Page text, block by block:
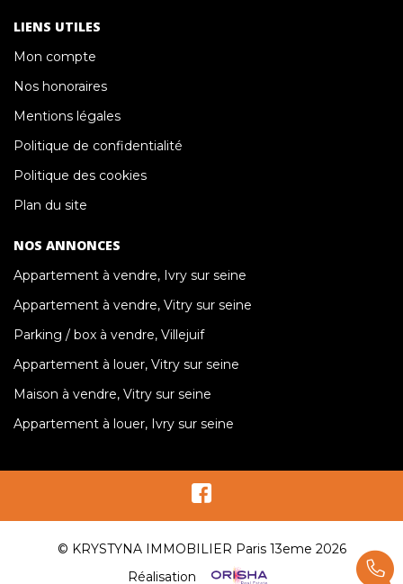
LIENS UTILES
Mon compte
Nos honoraires
Mentions légales
Politique de confidentialité
Politique des cookies
Plan du site
NOS ANNONCES
Appartement à vendre, Ivry sur seine
Appartement à vendre, Vitry sur seine
Parking / box à vendre, Villejuif
Appartement à louer, Vitry sur seine
Maison à vendre, Vitry sur seine
Appartement à louer, Ivry sur seine
© KRYSTYNA IMMOBILIER Paris 13eme 2026
Réalisation